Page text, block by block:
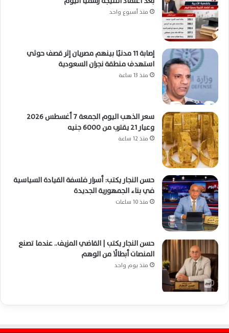
منذ أسبوع واحد
إصابة 11 مدنيًا بينهم مصريان إثر قصف حوثي
استهدف منطقة نجران السعودية
منذ 13 ساعة
سعر الذهب اليوم الجمعة 7 أغسطس 2026
وعيار 21 يقترب من 6000 جنيه
منذ 12 ساعة
حسن النجار يكتب: أسرار فلسفة القيادة السياسية
في بناء الجمهورية الجديدة
منذ 10 ساعات
حسن النجار يكتب | القاضي المزيف.. عندما تصنع
المنصات أبطالًا من الوهم
منذ يوم واحد